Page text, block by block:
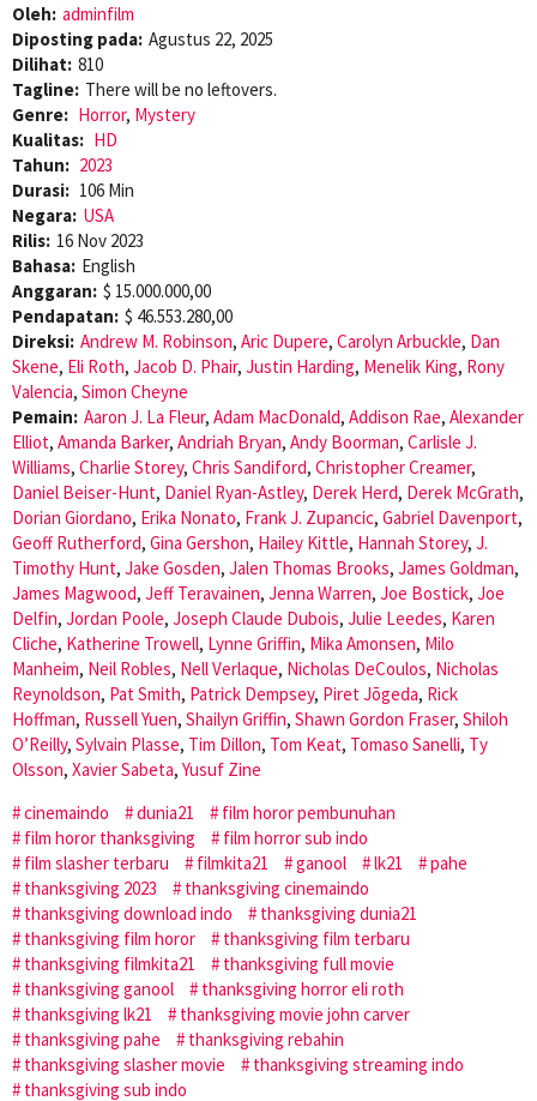
Oleh: adminfilm
Diposting pada: Agustus 22, 2025
Dilihat: 810
Tagline: There will be no leftovers.
Genre: Horror, Mystery
Kualitas: HD
Tahun: 2023
Durasi: 106 Min
Negara: USA
Rilis: 16 Nov 2023
Bahasa: English
Anggaran: $ 15.000.000,00
Pendapatan: $ 46.553.280,00
Direksi: Andrew M. Robinson, Aric Dupere, Carolyn Arbuckle, Dan
Skene, Eli Roth, Jacob D. Phair, Justin Harding, Menelik King, Rony
Valencia, Simon Cheyne
Pemain: Aaron J. La Fleur, Adam MacDonald, Addison Rae, Alexander
Elliot, Amanda Barker, Andriah Bryan, Andy Boorman, Carlisle J.
Williams, Charlie Storey, Chris Sandiford, Christopher Creamer,
Daniel Beiser-Hunt, Daniel Ryan-Astley, Derek Herd, Derek McGrath,
Dorian Giordano, Erika Nonato, Frank J. Zupancic, Gabriel Davenport,
Geoff Rutherford, Gina Gershon, Hailey Kittle, Hannah Storey, J.
Timothy Hunt, Jake Gosden, Jalen Thomas Brooks, James Goldman,
James Magwood, Jeff Teravainen, Jenna Warren, Joe Bostick, Joe
Delfin, Jordan Poole, Joseph Claude Dubois, Julie Leedes, Karen
Cliche, Katherine Trowell, Lynne Griffin, Mika Amonsen, Milo
Manheim, Neil Robles, Nell Verlaque, Nicholas DeCoulos, Nicholas
Reynoldson, Pat Smith, Patrick Dempsey, Piret Jõgeda, Rick
Hoffman, Russell Yuen, Shailyn Griffin, Shawn Gordon Fraser, Shiloh
O’Reilly, Sylvain Plasse, Tim Dillon, Tom Keat, Tomaso Sanelli, Ty
Olsson, Xavier Sabeta, Yusuf Zine
cinemaindo
dunia21
film horor pembunuhan
film horor thanksgiving
film horror sub indo
film slasher terbaru
filmkita21 ganool lk21
pahe
thanksgiving 2023
thanksgiving cinemaindo
thanksgiving download indo
thanksgiving dunia21
thanksgiving film horor
thanksgiving film terbaru
thanksgiving filmkita21
thanksgiving full movie
thanksgiving ganool
thanksgiving horror eli roth
thanksgiving lk21
thanksgiving movie john carver
thanksgiving pahe
thanksgiving rebahin
thanksgiving slasher movie
thanksgiving streaming indo
thanksgiving sub indo